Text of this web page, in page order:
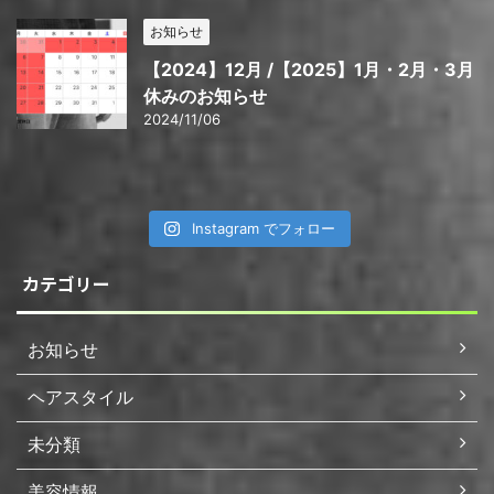
お知らせ
【2024】12月 /【2025】1月・2月・3月
休みのお知らせ
2024/11/06
Instagram でフォロー
カテゴリー
お知らせ
ヘアスタイル
未分類